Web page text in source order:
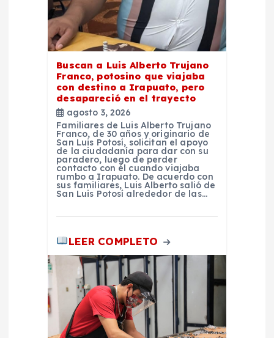
Buscan a Luis Alberto Trujano
Franco, potosino que viajaba
con destino a Irapuato, pero
desapareció en el trayecto
agosto 3, 2026
Familiares de Luis Alberto Trujano
Franco, de 30 años y originario de
San Luis Potosí, solicitan el apoyo
de la ciudadanía para dar con su
paradero, luego de perder
contacto con él cuando viajaba
rumbo a Irapuato. De acuerdo con
sus familiares, Luis Alberto salió de
San Luis Potosí alrededor de las…
LEER COMPLETO